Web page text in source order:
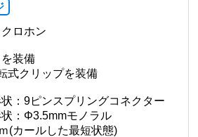
ロホン
を装備
式クリップを装備
：9ピンスプリングコネクター
：Φ3.5mmモノラル
(カールした最短状態)